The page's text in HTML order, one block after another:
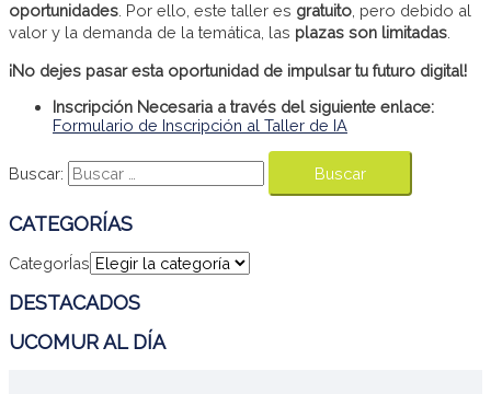
oportunidades . Por ello, este taller es gratuito , pero debido al
valor y la demanda de la temática, las plazas son limitadas
¡No dejes pasar esta oportunidad de impulsar tu futuro digital!
Inscripción Necesaria a través del siguiente enlace:
Formulario de Inscripción al Taller de IA
Buscar:
CATEGORÍAS
CategorÍas
DESTACADOS
UCOMUR AL DÍA